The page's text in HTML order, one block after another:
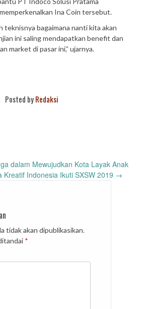
Ina Coin tersebut.
teknisnya bagaimana nanti kita akan
ini saling mendapatkan benefit dan
market di pasar ini,” ujarnya.
Posted byRedaksi
dalam Mewujudkan Kota Layak Anak
Kreatif Indonesia Ikuti SXSW 2019 →
tidak akan dipublikasikan.
*